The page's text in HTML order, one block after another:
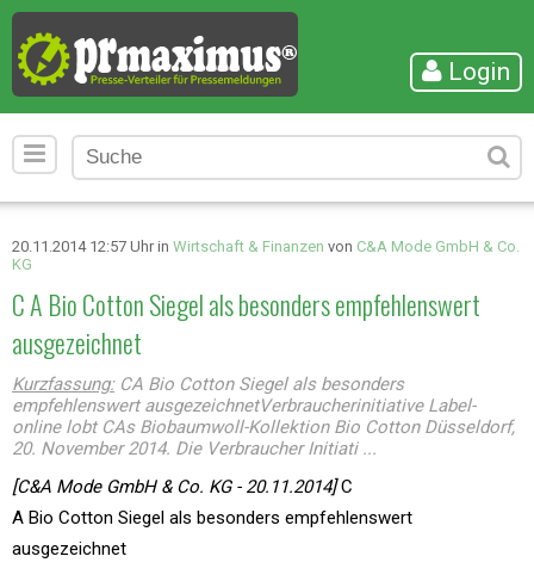
Login
20.11.2014 12:57 Uhr in Wirtschaft & Finanzen von C&A Mode GmbH & Co.
KG
C A Bio Cotton Siegel als besonders empfehlenswert
ausgezeichnet
Kurzfassung:CA Bio Cotton Siegel als besonders
empfehlenswert ausgezeichnetVerbraucherinitiative Label-
online lobt CAs Biobaumwoll-Kollektion Bio Cotton Düsseldorf,
20. November 2014. Die Verbraucher Initiati ...
[C&A Mode GmbH & Co. KG - 20.11.2014]C
A Bio Cotton Siegel als besonders empfehlenswert
ausgezeichnet